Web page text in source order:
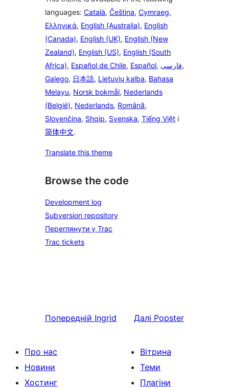
languages: Català, Čeština, Cymraeg,
Ελληνικά, English (Australia), English
(Canada), English (UK), English (New
Zealand), English (US), English (South
Africa), Español de Chile, Español, فارسی,
Galego, 日本語, Lietuvių kalba, Bahasa
Melayu, Norsk bokmål, Nederlands
(België), Nederlands, Română,
Slovenčina, Shqip, Svenska, Tiếng Việt і
简体中文.
Translate this theme
Browse the code
Development log
Subversion repository
Переглянути у Trac
Trac tickets
Попередній Ingrid Далі Popster
Про нас
Новини
Хостинг
Вітрина
Теми
Плагіни